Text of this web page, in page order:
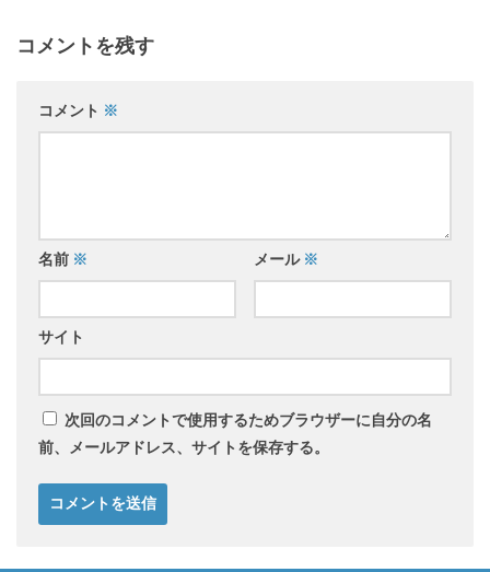
コメントを残す
コメント ※
名前 ※ メール ※
サイト
次回のコメントで使用するためブラウザーに自分の名
前、メールアドレス、サイトを保存する。